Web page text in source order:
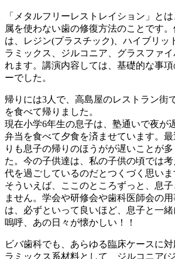
「メタルフリーレストレイション」と
属を使わない歯の修復方法のことです
は、レジン(プラスチック)、ハイブリッ
ラミックス、ジルコニア、グラスファ
れます。講演内容しては、基礎的な事項
ーでした。
帰りには3人で、高島屋のレストラン街
を食べて帰りました。
現在小学6年生の息子は、塾通いで夜が
弁当を食べて夕食を済ませています。
りも息子の帰りのほうがが遅いことが
た。今の子供達は、私の子供の頃では
代を過ごしているのだとつくづく思いま
そういえば、ここのところずっと、息
ません。学会や研修会や歯科医師会の
は、必ずといって良いほど、息子と一緒
嗚呼、あの日々が懐かしい！！
ビバ歯科でも、あらゆる臨床ケースに
ラミックス系材料として ジルコニア(